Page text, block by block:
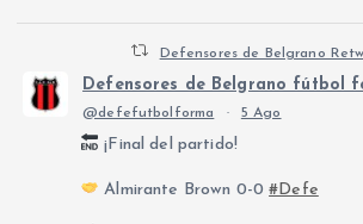
Defensores de Belgrano
Defensores de Belgrano fútbol
@defefutbolforma · 5 Ago
¡Final del partido!
Almirante Brown 0-0#Defe